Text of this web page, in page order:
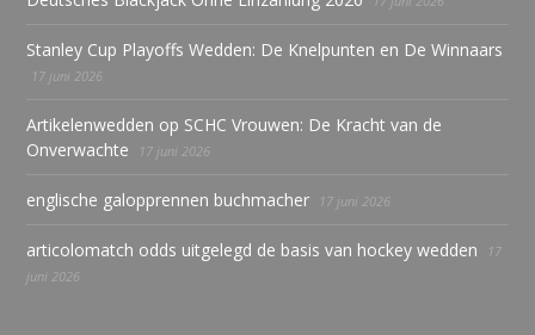
Stanley Cup Playoffs Wedden: De Knelpunten en De Winnaars
17 juni 2026
Artikelenwedden op SCHC Vrouwen: De Kracht van de
Onverwachte
17 juni 2026
englische galopprennen buchmacher 17 juni 2026
articolomatch odds uitgelegd de basis van hockey wedden
17
juni 2026